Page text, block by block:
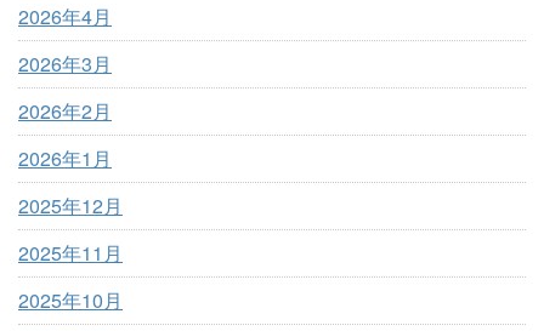
2026年4月
2026年3月
2026年2月
2026年1月
2025年12月
2025年11月
2025年10月